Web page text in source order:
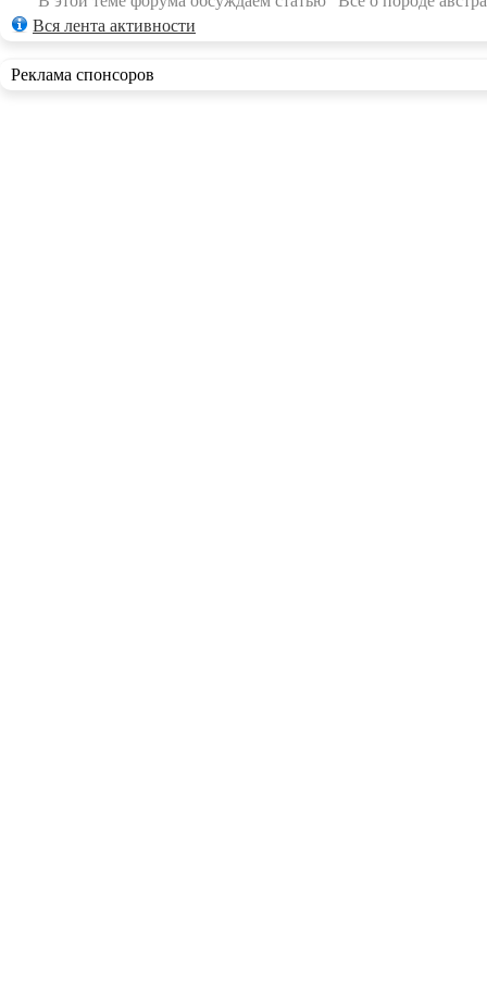
Вся лента активности
Реклама спонсоров